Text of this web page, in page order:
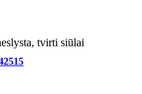
tvirti siūlai